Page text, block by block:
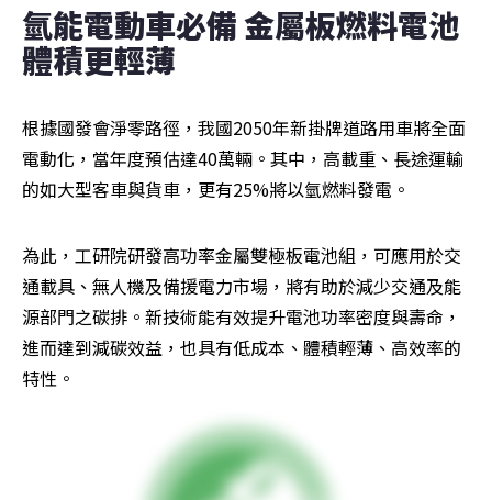
氫能電動車必備 金屬板燃料電池
體積更輕薄
根據國發會淨零路徑，我國2050年新掛牌道路用車將全面
電動化，當年度預估達40萬輛。其中，高載重、長途運輸
的如大型客車與貨車，更有25%將以氫燃料發電。
為此，工研院研發高功率金屬雙極板電池組，可應用於交
通載具、無人機及備援電力市場，將有助於減少交通及能
源部門之碳排。新技術能有效提升電池功率密度與壽命，
進而達到減碳效益，也具有低成本、體積輕薄、高效率的
特性。